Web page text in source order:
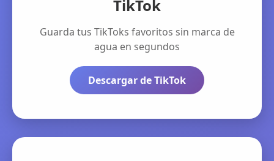
TikTok
Guarda tus TikToks favoritos sin marca de
agua en segundos
Descargar de TikTok